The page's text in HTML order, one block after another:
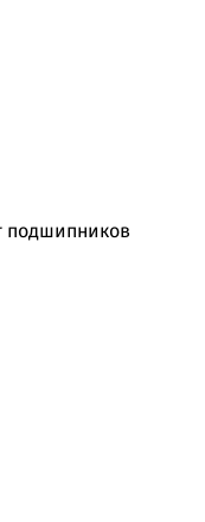
подшипников